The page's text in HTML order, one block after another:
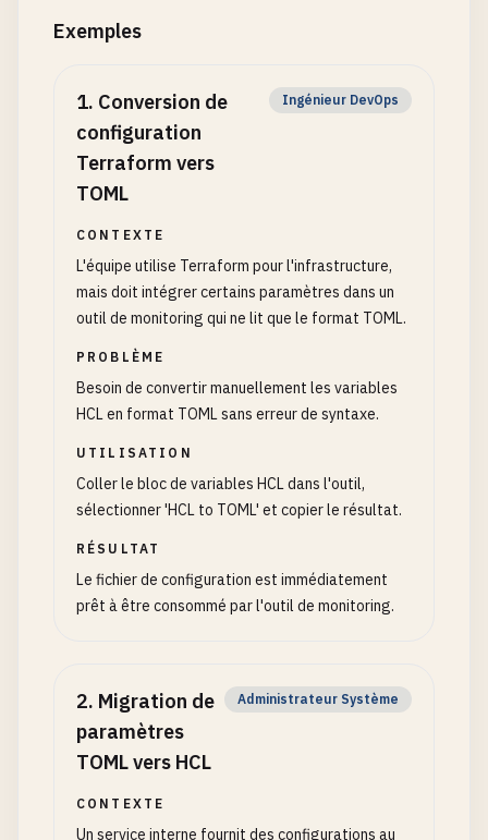
Exemples
1. Conversion de
configuration
Terraform vers
TOML
Ingénieur DevOps
CONTEXTE
L'équipe utilise Terraform pour l'infrastructure,
mais doit intégrer certains paramètres dans un
outil de monitoring qui ne lit que le format TOML.
PROBLÈME
Besoin de convertir manuellement les variables
HCL en format TOML sans erreur de syntaxe.
UTILISATION
Coller le bloc de variables HCL dans l'outil,
sélectionner 'HCL to TOML' et copier le résultat.
RÉSULTAT
Le fichier de configuration est immédiatement
prêt à être consommé par l'outil de monitoring.
2. Migration de
paramètres
TOML vers HCL
Administrateur Système
CONTEXTE
Un service interne fournit des configurations au